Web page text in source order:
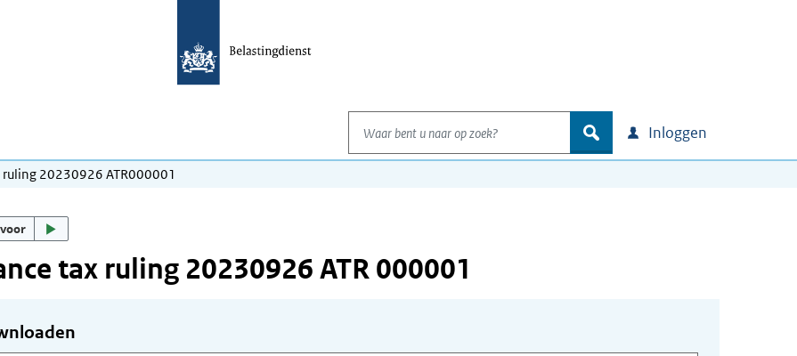
Waar bent u naar op zoek?
zoek Inloggen
ruling 20230926 ATR000001
tax ruling 20230926 ATR 000001